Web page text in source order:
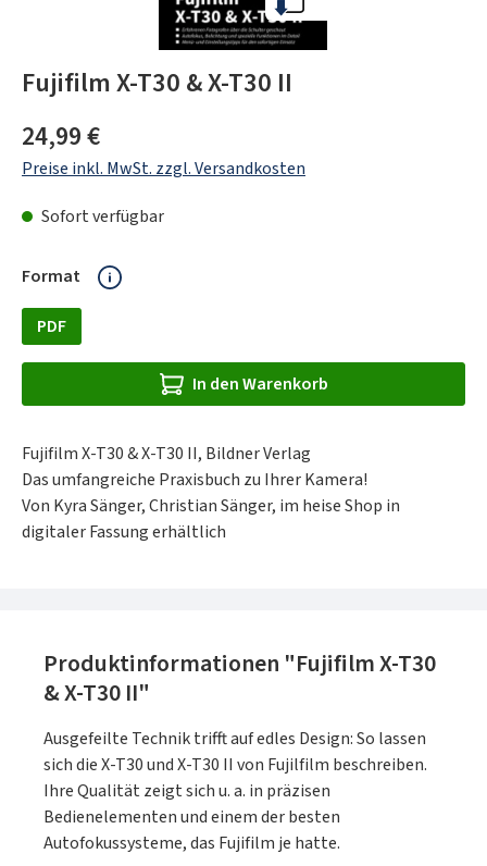
Fujifilm X-T30 & X-T30 II
Regulärer Preis:
24,99 €
Preise inkl. MwSt. zzgl. Versandkosten
Sofort verfügbar
Format auswählen
PDF
In den Warenkorb
Fujifilm X-T30 & X-T30 II, Bildner Verlag
Das umfangreiche Praxisbuch zu Ihrer Kamera!
Von Kyra Sänger, Christian Sänger, im heise Shop in
digitaler Fassung erhältlich
Produktinformationen "Fujifilm X-T30
& X-T30 II"
Ausgefeilte Technik trifft auf edles Design: So lassen
sich die X-T30 und X-T30 II von Fujilfilm beschreiben.
Ihre Qualität zeigt sich u. a. in präzisen
Bedienelementen und einem der besten
Autofokussysteme, das Fujifilm je hatte.